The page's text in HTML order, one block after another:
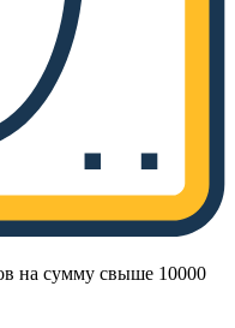
на сумму свыше 10000